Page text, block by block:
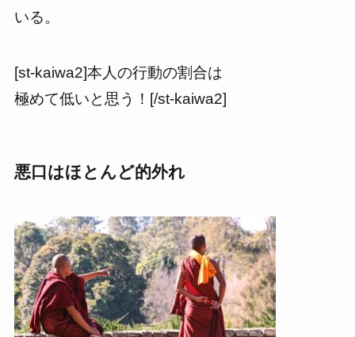
いる。
[st-kaiwa2]本人の行動の割合は
極めて低いと思う！[/st-kaiwa2]
悪口はほとんど的外れ